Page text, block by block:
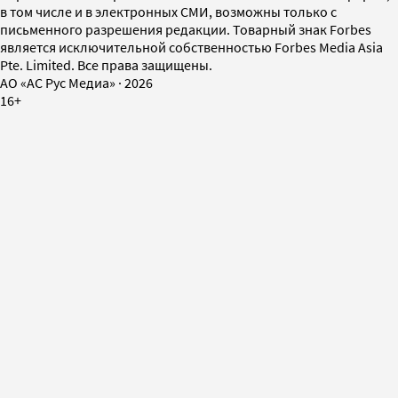
в том числе и в электронных СМИ, возможны только с
письменного разрешения редакции. Товарный знак Forbes
является исключительной собственностью Forbes Media Asia
Pte. Limited. Все права защищены.
AO «АС Рус Медиа» · 2026
16+